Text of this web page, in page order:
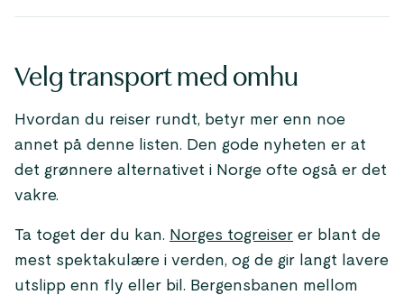
Velg transport med omhu
Hvordan du reiser rundt, betyr mer enn noe
annet på denne listen. Den gode nyheten er at
det grønnere alternativet i Norge ofte også er det
vakre.
Ta toget der du kan. Norges togreiser er blant de
mest spektakulære i verden, og de gir langt lavere
utslipp enn fly eller bil. Bergensbanen mellom